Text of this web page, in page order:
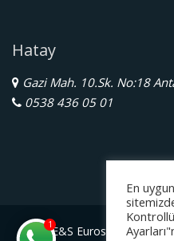
Hatay
Gazi Mah. 10.Sk. No:18
0538 436 05 01
E&S Eurostar Yurtdışı
1
En